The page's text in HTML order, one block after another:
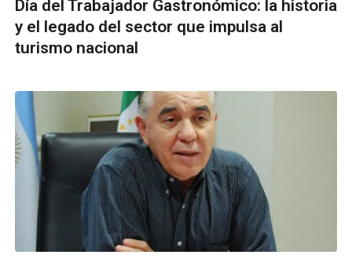
Día del Trabajador Gastronómico: la historia
y el legado del sector que impulsa al
turismo nacional